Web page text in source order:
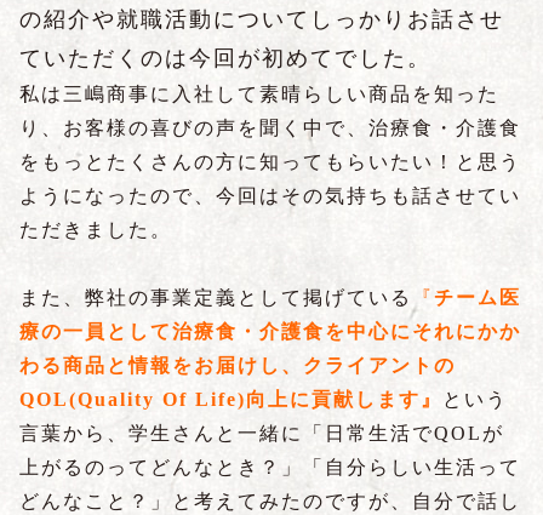
の紹介や就職活動についてしっかりお話させ
ていただくのは今回が初めてでした。
私は三嶋商事に入社して素晴らしい商品を知った
り、お客様の喜びの声を聞く中で、治療食・介護食
をもっとたくさんの方に知ってもらいたい！と思う
ようになったので、今回はその気持ちも話させてい
ただきました。
また、弊社の事業定義として掲げている 『チーム医
療の一員として治療食・介護食を中心にそれにかか
わる商品と情報をお届けし、クライアントの
QOL(Quality Of Life)向上に貢献します』
という
言葉から、学生さんと一緒に「日常生活でQOLが
上がるのってどんなとき？」「自分らしい生活って
どんなこと？」と考えてみたのですが、自分で話し